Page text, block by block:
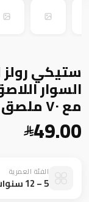
ستيكي
السوار
مع ٧٠ ملصق صغير
49.00
الفئة العمرية
5 – 12 سنوات